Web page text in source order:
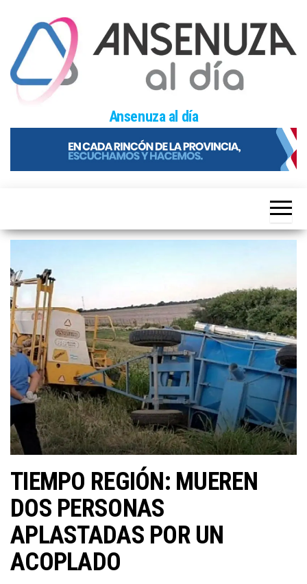
content
Ansenuza al día
TIEMPO REGIÓN: MUEREN
DOS PERSONAS
APLASTADAS POR UN
ACOPLADO